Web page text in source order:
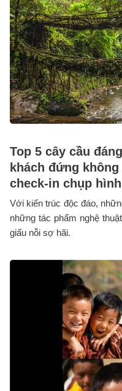
Top 5 cây cầu
khách đứng
check-in chụp hình
Với kiến trúc độc đáo,
những tác phẩm nghệ
giấu nỗi sợ hãi.